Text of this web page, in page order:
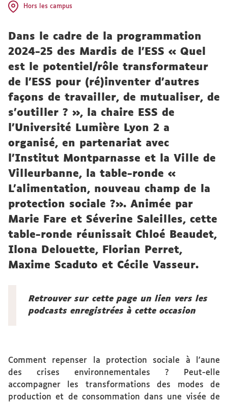
Hors les campus
Dans le cadre de la programmation
2024-25 des Mardis de l’ESS « Quel
est le potentiel/rôle transformateur
de l’ESS pour (ré)inventer d’autres
façons de travailler, de mutualiser, de
s’outiller ? », la chaire ESS de
l’Université Lumière Lyon 2 a
organisé, en partenariat avec
l’Institut Montparnasse et la Ville de
Villeurbanne, la table-ronde «
L’alimentation, nouveau champ de la
protection sociale ?». Animée par
Marie Fare et Séverine Saleilles, cette
table-ronde réunissait Chloé Beaudet,
Ilona Delouette, Florian Perret,
Maxime Scaduto et Cécile Vasseur.
Retrouver sur cette page un lien vers les
podcasts enregistrées à cette occasion
Comment repenser la protection sociale à l’aune
des crises environnementales ? Peut-elle
accompagner les transformations des modes de
production et de consommation dans une visée de